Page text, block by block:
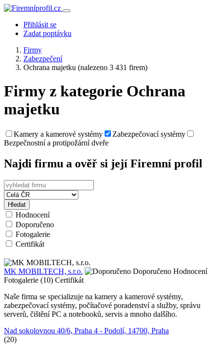
Přihlásit se
Zadat poptávku
Firmy
Zabezpečení
Ochrana majetku (nalezeno 3 431 firem)
Firmy z kategorie Ochrana
majetku
Kamery a kamerové systémy
Zabezpečovací systémy
Bezpečnostní a protipožární dveře
Najdi firmu a ověř si její Firemní profil
Hledat
Hodnocení
Doporučeno
Fotogalerie
Certifikát
MK MOBILTECH, s.r.o. Doporučeno Hodnocení
Fotogalerie (10) Certifikát
Naše firma se specializuje na kamery a kamerové systémy,
zabezpečovací systémy, počítačové poradenství a služby, správu
serverů, čištění PC a notebooků, servis a mnoho dalšího.
Nad sokolovnou 40/6, Praha 4 - Podolí, 14700, Praha
(20)